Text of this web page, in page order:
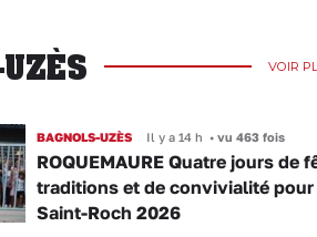
VOIR
BAGNOLS-UZÈS Il y a 14 h •vu 463 fois
ROQUEMAURE Quatre jours de
traditions et de convivialité pour
Saint-Roch 2026